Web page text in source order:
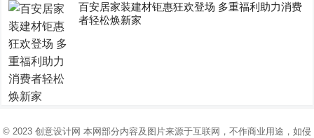
百安居家装建材钜惠狂欢登场 多重福利助力消费
者轻松焕新家
© 2023 创意设计网 本网部分内容及图片来源于互联网，不作商业用途，如侵